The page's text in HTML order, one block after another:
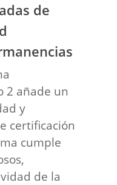
de
2 añade un
y
certificación
cumple
de la